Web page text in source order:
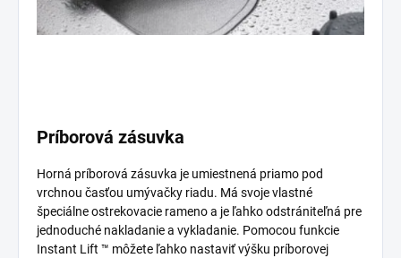
Príborová zásuvka
Horná príborová zásuvka je umiestnená priamo pod
vrchnou časťou umývačky riadu. Má svoje vlastné
špeciálne ostrekovacie rameno a je ľahko odstrániteľná pre
jednoduché nakladanie a vykladanie. Pomocou funkcie
Instant Lift ™ môžete ľahko nastaviť výšku príborovej